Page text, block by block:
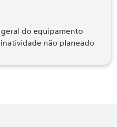
do equipamento
não planeado